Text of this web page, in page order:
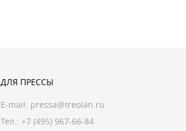
ДЛЯ ПРЕССЫ
E-mail: pressa@treolan.ru
Тел.: +7 (495) 967-66-84